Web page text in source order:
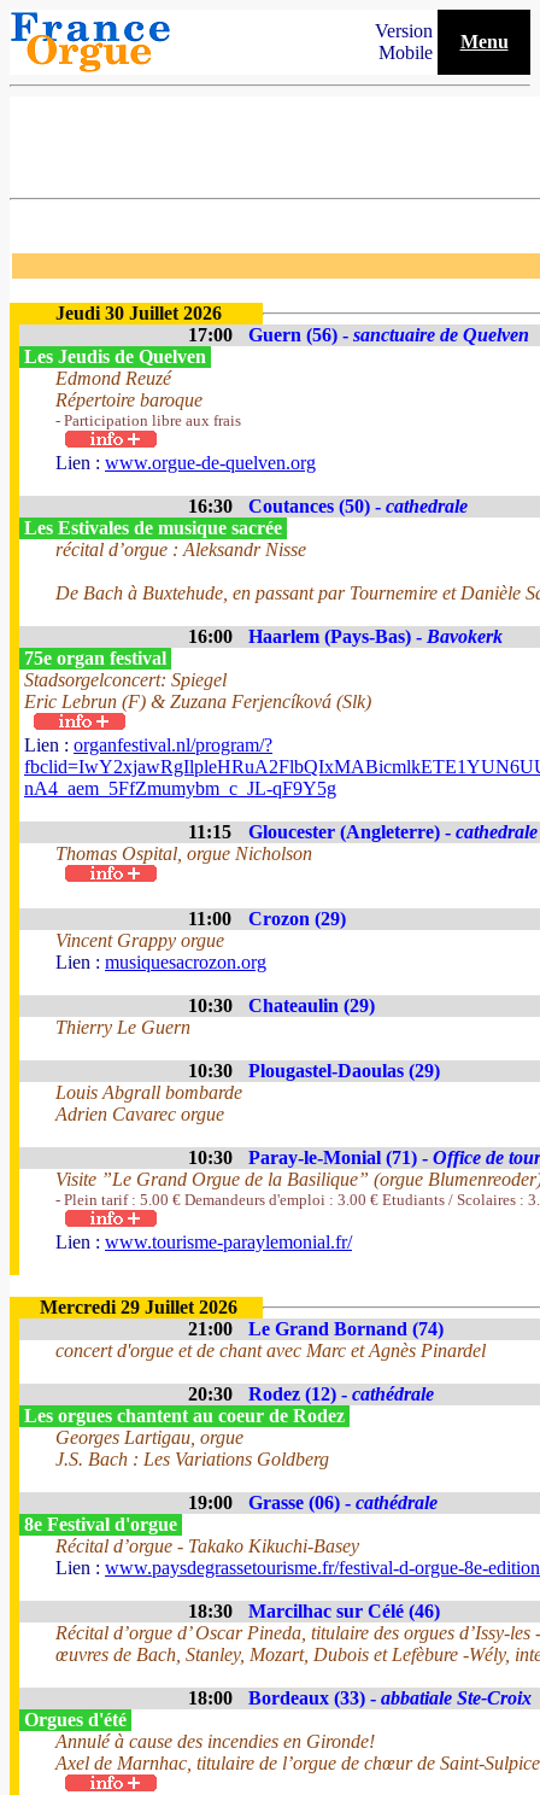
Version
Mobile
Menu
Jeudi 30 Juillet 2026
17:00
Guern (56) - sanctuaire de Quelven
Les Jeudis de Quelven
Edmond Reuzé
Répertoire baroque
- Participation libre aux frais
Lien : www.orgue-de-quelven.org
16:30 Coutances (50) - cathedrale
Les Estivales de musique sacrée
récital d’orgue : Aleksandr Nisse
De Bach à Buxtehude, en passant par Tournemire et Danièle
16:00 Haarlem (Pays-Bas) - Bavokerk
75e organ festival
Stadsorgelconcert: Spiegel
Eric Lebrun (F) & Zuzana Ferjencíková (Slk)
Lien : organfestival.nl/program/?
nA4_aem_5FfZmumybm_c_JL-qF9Y5g
11:15 Gloucester (Angleterre) - cathedrale
Thomas Ospital, orgue Nicholson
11:00
Crozon (29)
Vincent Grappy orgue
Lien : musiquesacrozon.org
10:30
Chateaulin (29)
Thierry Le Guern
10:30
Plougastel-Daoulas (29)
Louis Abgrall bombarde
Adrien Cavarec orgue
10:30 Paray-le-Monial (71) - Office de
Visite ”Le Grand Orgue de la Basilique” (orgue
- Plein tarif : 5.00 € Demandeurs d'emploi : 3.00 € Etudiants / Scolaires :
Lien : www.tourisme-paraylemonial.fr/
Mercredi 29 Juillet 2026
21:00
Le Grand Bornand (74)
concert d'orgue et de chant avec Marc et Agnès Pinardel
20:30 Rodez (12) - cathédrale
Les orgues chantent au coeur de Rodez
Georges Lartigau, orgue
J.S. Bach : Les Variations Goldberg
19:00 Grasse (06) - cathédrale
8e Festival d'orgue
Récital d’orgue - Takako Kikuchi-Basey
Lien : www.paysdegrassetourisme.fr/festival-d-orgue-8e-
18:30
Marcilhac sur Célé (46)
Récital d’orgue d’ Oscar Pineda, titulaire des orgues d’Issy-
œuvres de Bach, Stanley, Mozart, Dubois et Lefèbure -Wély,
18:00 Bordeaux (33) - abbatiale Ste-Croix
Orgues d'été
Annulé à cause des incendies en Gironde!
Axel de Marnhac, titulaire de l’orgue de chœur de Saint-